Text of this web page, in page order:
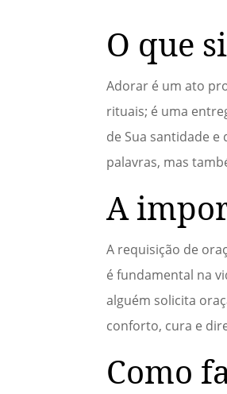
O que
Adorar é um ato
rituais; é uma
de Sua santidade
palavras, mas
A
A requisição de
é fundamental na
alguém solicita
conforto, cura e
Como